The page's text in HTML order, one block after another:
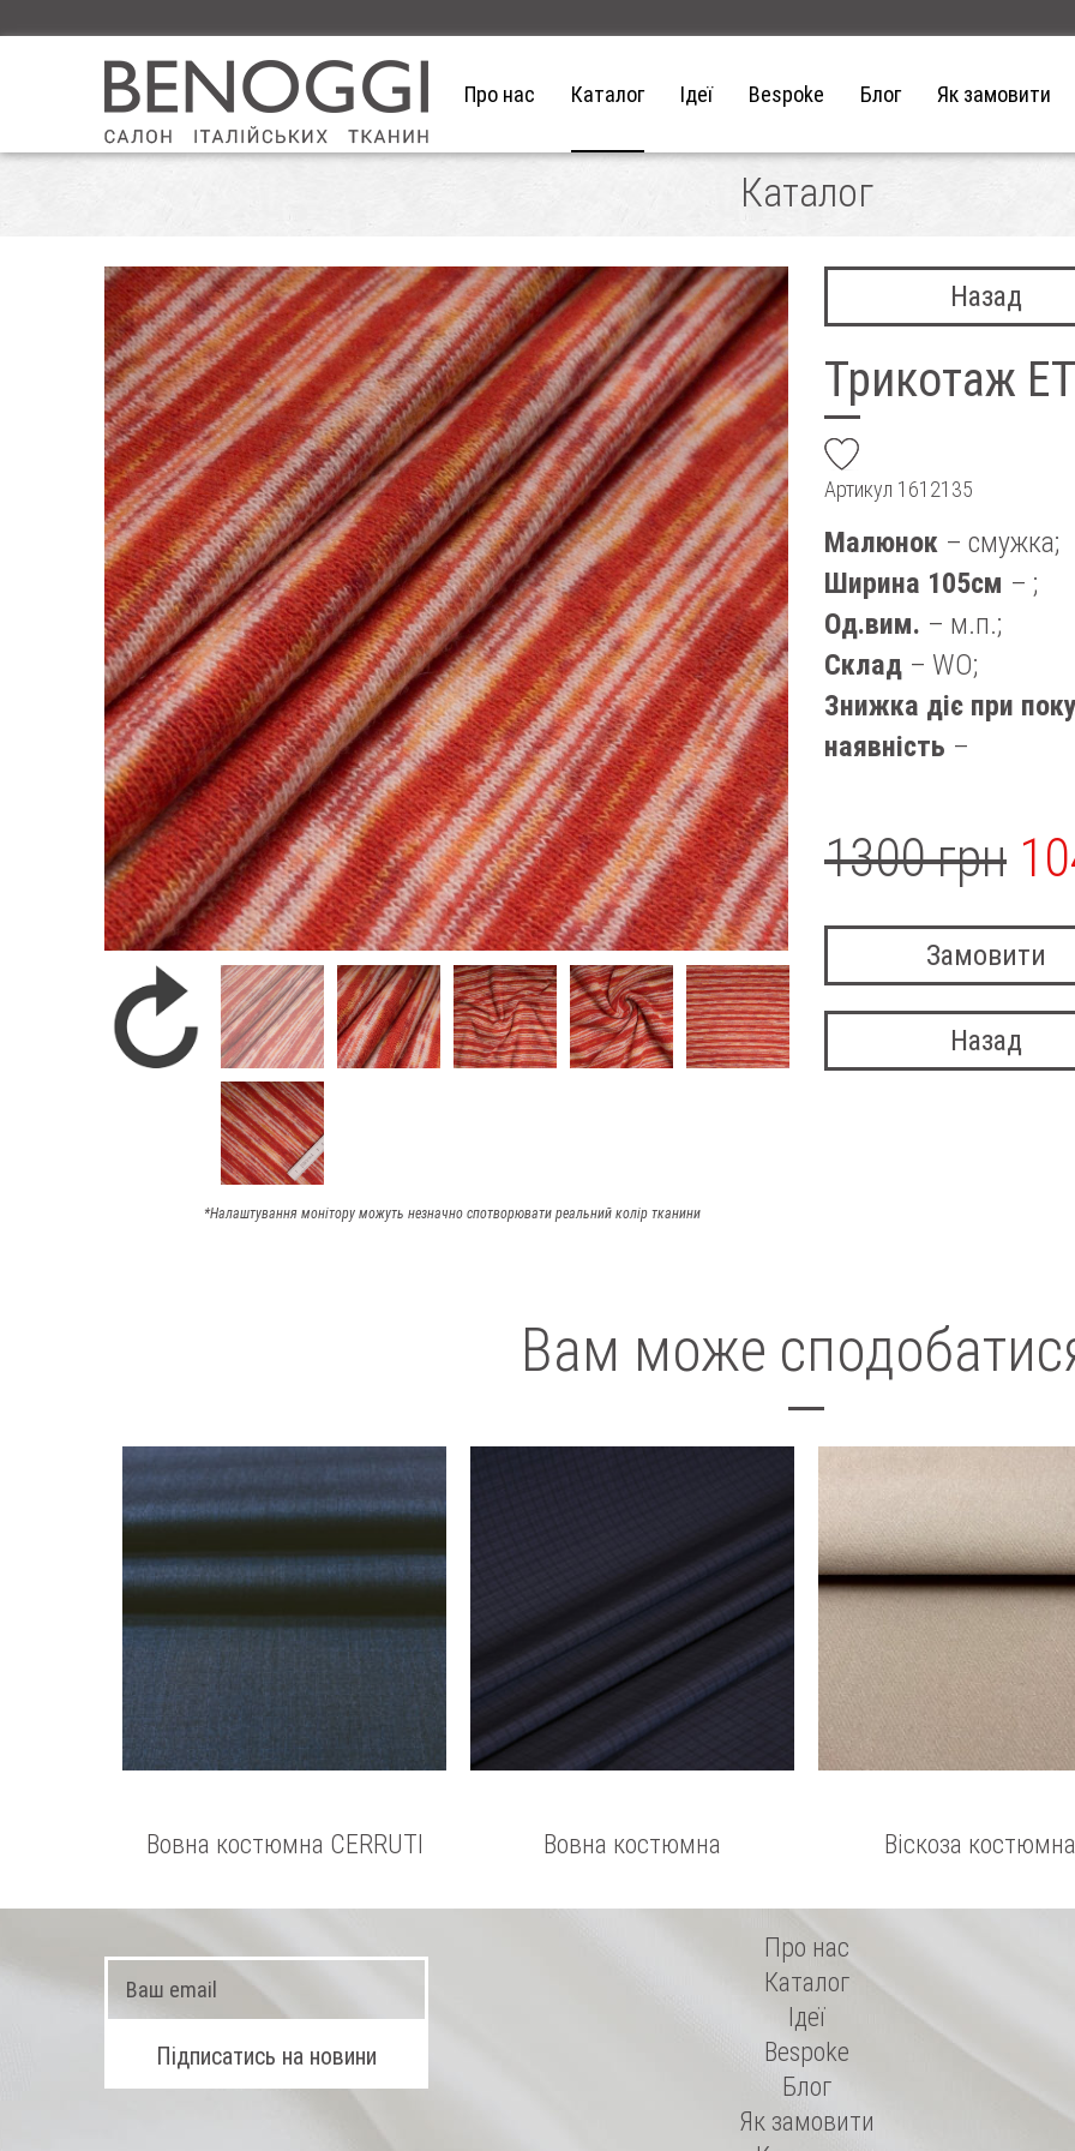
Про нас Каталог Ідеї Bespoke Блог Як замовити
Каталог
Назад
Трикотаж
Артикул 1612135
*Налаштування монітору можуть незначно спотворювати реальний колір тканини
Малюнок – смужка;
Ширина 105см – ;
Од.вим. – м.п.;
Склад – WO;
Знижка діє при
наявність –
1300 грн
Замовити
Назад
Вам може
Вовна костюмна CERRUTI Вовна костюмна Віскоза костюмна
Про нас
Каталог
Ідеї
Bespoke
Блог
Як замовити